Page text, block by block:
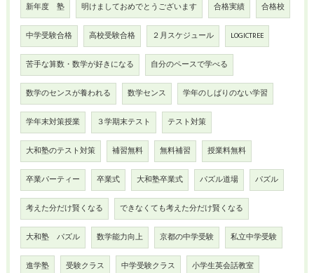
新年度 塾 明けましておめでとうございます 合格実績 合格校
中学受験合格 高校受験合格 ２月スケジュール LOGICTREE
苦手な算数・数学が好きになる 自分のペースで学べる
数学のセンスが養われる 数学センス 学年のしばりのない学習
学年末対策授業 ３学期末テスト テスト対策
大和塾のテスト対策 補習無料 無料補習 授業料無料
卒業パーティー 卒業式 大和塾卒業式 パズル道場 パズル
考えた分だけ賢くなる できなくても考えた分だけ賢くなる
大和塾 パズル 数学能力向上 京都の中学受験 私立中学受験
進学塾 受験クラス 中学受験クラス 小学生英会話教室